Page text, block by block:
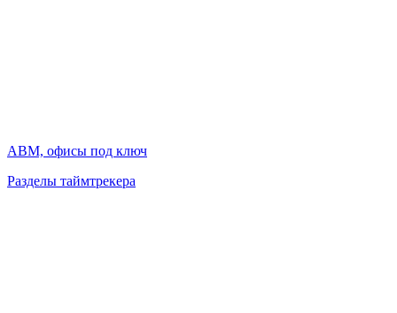
АВМ, офисы под ключ
Разделы таймтрекера